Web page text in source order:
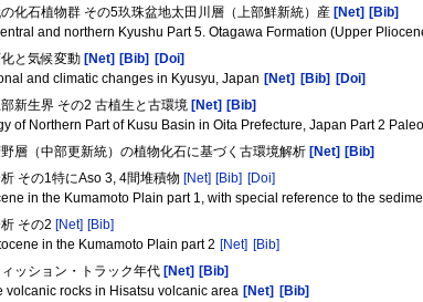
化石植物群 その5玖珠盆地太田川層（上部鮮新統）産[Net] [Bib]
and northern Kyushu Part 5. Otagawa Formation (Upper
と気候変動 [Net] [Bib]
[Doi]
and climatic changes in Kyusyu, Japan [Net] [Bib]
[Doi]
新生界 その2 古植生と古環境 [Net] [Bib]
of Northern Part of Kusu Basin in Oita Prefecture, Japan Part 2
層（中部更新統）の植物化石に基づく古環境解析 [Net] [Bib]
その1特にAso 3, 4間堆積物 [Net] [Bib] [Doi]
in the Kumamoto Plain part 1, with special reference to the
その2 [Net] [Bib]
in the Kumamoto Plain part 2 [Net] [Bib]
ッション・トラック年代 [Net] [Bib]
volcanic rocks in Hisatsu volcanic area [Net]
[Bib]